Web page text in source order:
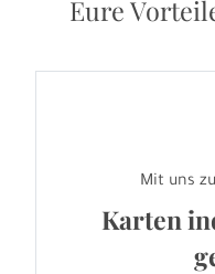
Eure
Mit uns
Karten